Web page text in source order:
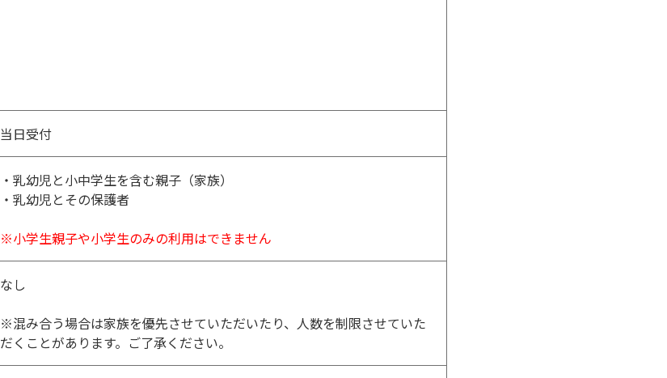
当日受付
・乳幼児と小中学生を含む親子（家族）
・乳幼児とその保護者
※小学生親子や小学生のみの利用はできません
なし
※混み合う場合は家族を優先させていただいたり、人数を制限させていた
だくことがあります。ご了承ください。